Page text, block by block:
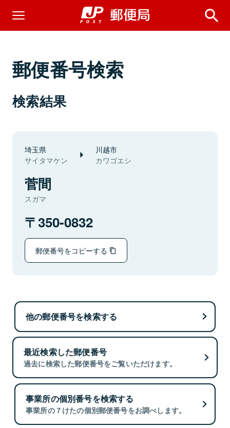
郵便番号検索
検索結果
埼玉県
サイタマケン
川越市
カワゴエシ
菅間
スガマ
350-0832
郵便番号をコピーする
他の郵便番号を検索する
最近検索した郵便番号
過去に検索した郵便番号をご覧いただけます。
事業所の個別番号を検索する
事業所の７けたの個別郵便番号をお調べします。